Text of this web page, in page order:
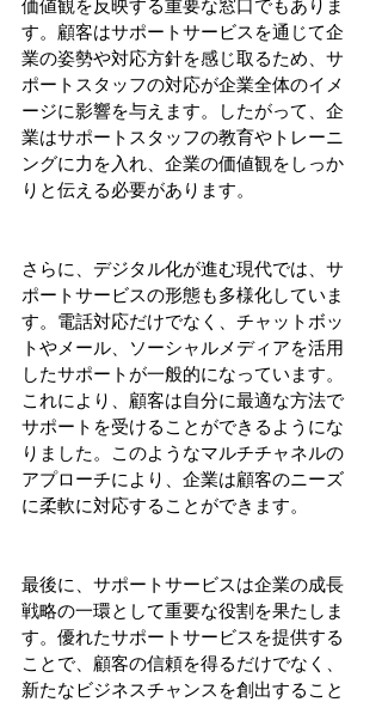
価値観を反映する重要な窓口でもありま
す。顧客はサポートサービスを通じて企
業の姿勢や対応方針を感じ取るため、サ
ポートスタッフの対応が企業全体のイメ
ージに影響を与えます。したがって、企
業はサポートスタッフの教育やトレーニ
ングに力を入れ、企業の価値観をしっか
りと伝える必要があります。
さらに、デジタル化が進む現代では、サ
ポートサービスの形態も多様化していま
す。電話対応だけでなく、チャットボッ
トやメール、ソーシャルメディアを活用
したサポートが一般的になっています。
これにより、顧客は自分に最適な方法で
サポートを受けることができるようにな
りました。このようなマルチチャネルの
アプローチにより、企業は顧客のニーズ
に柔軟に対応することができます。
最後に、サポートサービスは企業の成長
戦略の一環として重要な役割を果たしま
す。優れたサポートサービスを提供する
ことで、顧客の信頼を得るだけでなく、
新たなビジネスチャンスを創出すること